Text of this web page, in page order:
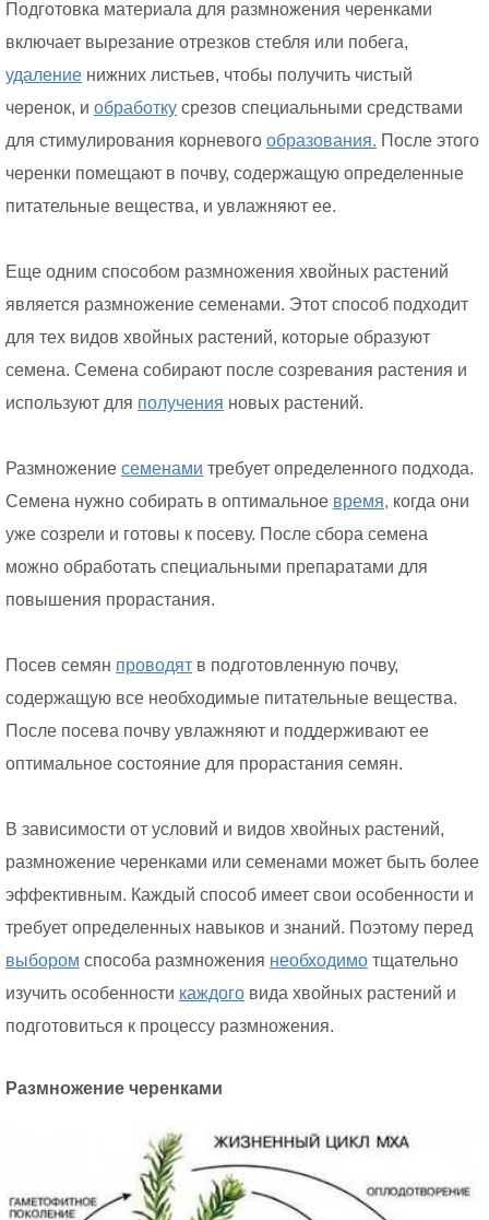
Подготовка материала для размножения черенками
включает вырезание отрезков стебля или побега,
удаление нижних листьев, чтобы получить чистый
черенок, и обработку срезов специальными средствами
для стимулирования корневого образования. После этого
черенки помещают в почву, содержащую определенные
питательные вещества, и увлажняют ее.
Еще одним способом размножения хвойных растений
является размножение семенами. Этот способ подходит
для тех видов хвойных растений, которые образуют
семена. Семена собирают после созревания растения и
используют для получения новых растений.
Размножение семенами требует определенного подхода.
Семена нужно собирать в оптимальное время, когда они
уже созрели и готовы к посеву. После сбора семена
можно обработать специальными препаратами для
повышения прорастания.
Посев семян проводят в подготовленную почву,
содержащую все необходимые питательные вещества.
После посева почву увлажняют и поддерживают ее
оптимальное состояние для прорастания семян.
В зависимости от условий и видов хвойных растений,
размножение черенками или семенами может быть более
эффективным. Каждый способ имеет свои особенности и
требует определенных навыков и знаний. Поэтому перед
выбором способа размножения необходимо тщательно
изучить особенности каждого вида хвойных растений и
подготовиться к процессу размножения.
Размножение черенками